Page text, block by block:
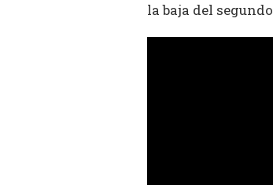
la baja del